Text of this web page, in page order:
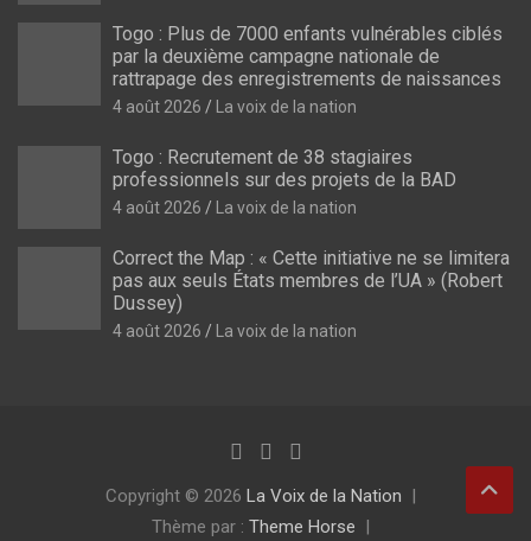
Togo : Plus de 7000 enfants vulnérables ciblés
par la deuxième campagne nationale de
rattrapage des enregistrements de naissances
4 août 2026 La voix de la nation
Togo : Recrutement de 38 stagiaires
professionnels sur des projets de la BAD
4 août 2026 La voix de la nation
Correct the Map : « Cette initiative ne se limitera
pas aux seuls États membres de l’UA » (Robert
Dussey)
4 août 2026 La voix de la nation
Copyright © 2026 La Voix de la Nation
Thème par : Theme Horse